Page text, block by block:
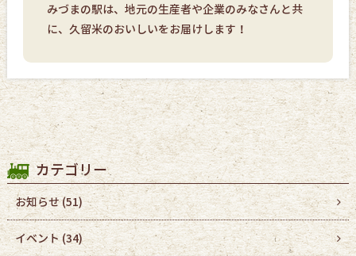
みづまの駅は、地元の生産者や企業のみなさんと共
に、久留米のおいしいをお届けします！
カテゴリー
お知らせ (51)
イベント (34)